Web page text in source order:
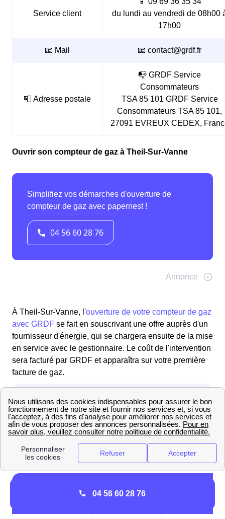
Service client
du lundi au vendredi de 08h00
17h00
📧 Mail 📧 contact@grdf.fr
📮 Adresse postale
📭 GRDF Service
Consommateurs
TSA 85 101 GRDF Service
Consommateurs TSA 85 101,
27091 EVREUX CEDEX,
Ouvrir son compteur de gaz à Theil-Sur-Vanne
À Theil-Sur-Vanne, l'ouverture de votre compteur de gaz
avec GRDF se fait en souscrivant une offre auprès d'un
fournisseur d'énergie, qui se chargera ensuite de la mise
en service avec le gestionnaire. Le coût de l'intervention
sera facturé par GRDF et apparaîtra sur votre première
facture de gaz.
Frais et délais de la mise en service du
04 56 60 28 76